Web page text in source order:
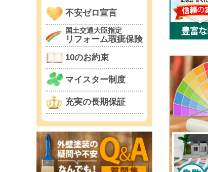
不安ゼロ宣言
国土交通大臣指定
リフォーム瑕疵保険
10のお約束
マイスター制度
充実の長期保証